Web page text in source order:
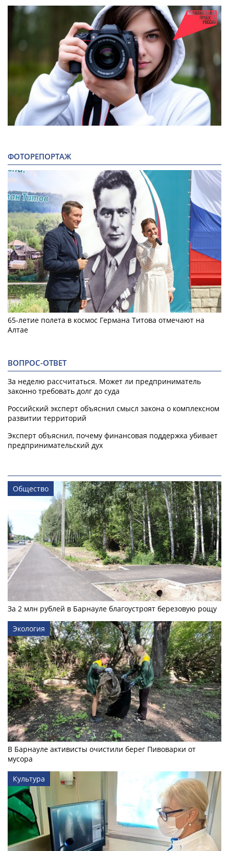
ФОТОРЕПОРТАЖ
65-летие полета в космос Германа Титова отмечают на
Алтае
ВОПРОС-ОТВЕТ
За неделю рассчитаться. Может ли предприниматель
законно требовать долг до суда
Российский эксперт объяснил смысл закона о комплексном
развитии территорий
Эксперт объяснил, почему финансовая поддержка убивает
предпринимательский дух
Общество
За 2 млн рублей в Барнауле благоустроят березовую рощу
Экология
В Барнауле активисты очистили берег Пивоварки от
мусора
Культура